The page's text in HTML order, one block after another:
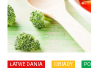
ŁATWE DANIA OBIADY